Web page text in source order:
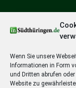
Wenn Sie unsere
Informationen in Form
und Dritten abrufen
Website zu